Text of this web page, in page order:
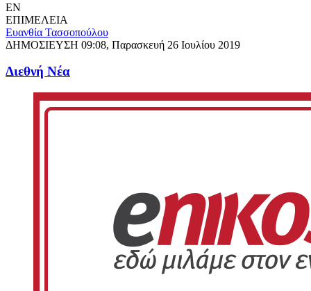
EN
ΕΠΙΜΕΛΕΙΑ
Ευανθία Τασσοπούλου
ΔΗΜΟΣΙΕΥΣΗ 09:08, Παρασκευή 26 Ιουλίου 2019
Διεθνή Νέα